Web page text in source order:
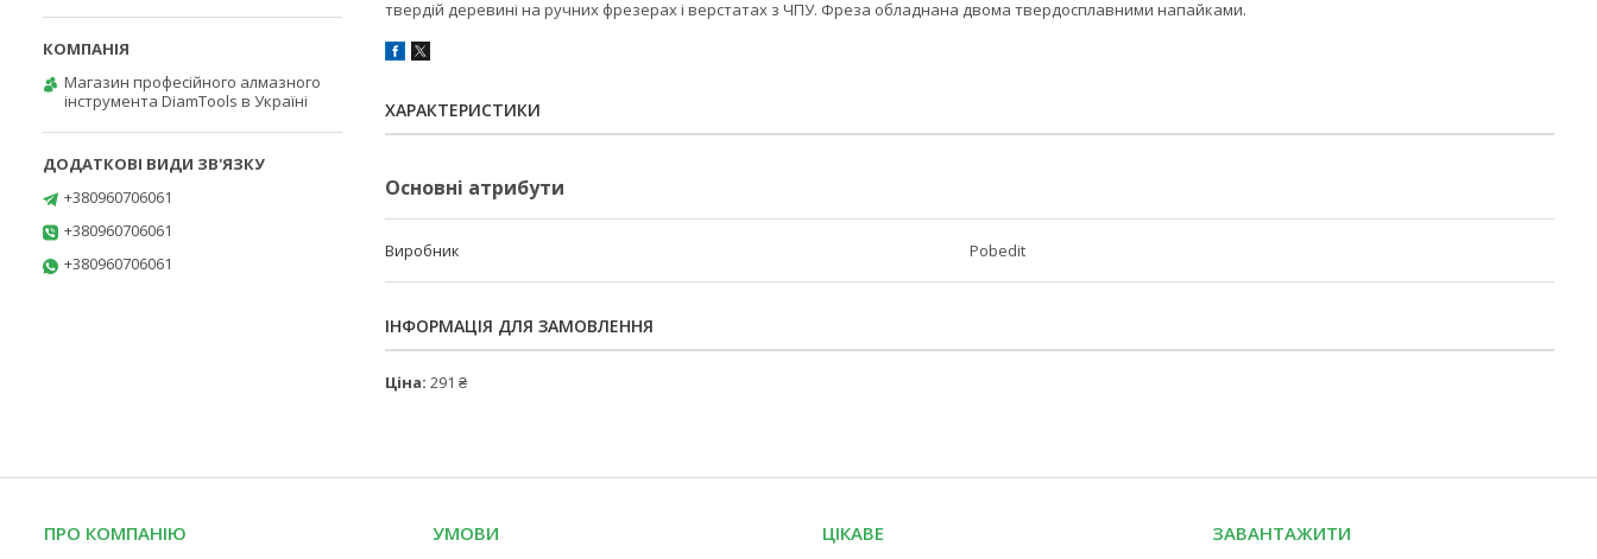
твердій деревині на ручних фрезерах і верстатах з ЧПУ. Фреза обладнана двома твердосплавними напайками.
ХАРАКТЕРИСТИКИ
Основні атрибути
Виробник Pobedit
ІНФОРМАЦІЯ ДЛЯ ЗАМОВЛЕННЯ
Ціна: 291 ₴
Магазин професійного алмазного
інструмента DiamTools в Україні
+380960706061
+380960706061
+380960706061
ПРО КОМПАНІЮ УМОВИ ЦІКАВЕ ЗАВАНТАЖИТИ